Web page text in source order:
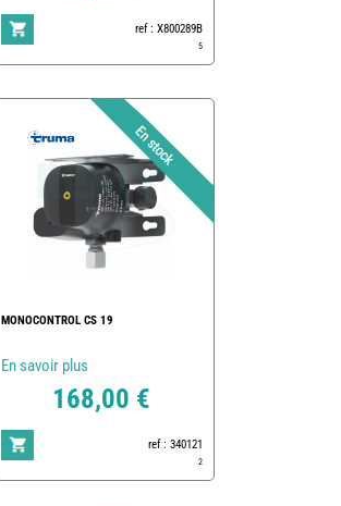
ref : X800289B
5
MONOCONTROL CS 19
En savoir plus
168,00 €
ref : 340121
2